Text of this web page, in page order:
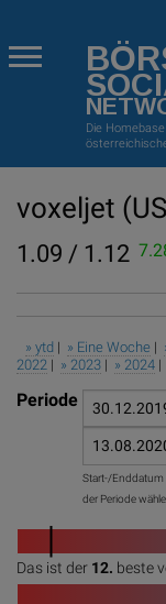
Die Homebase
voxeljet
1.09 / 1.12
» ytd | » Eine Woche |
2022 | » 2023 | » 2024 |
Periode
Start-/Enddatum
der Periode
Das ist der 12. beste